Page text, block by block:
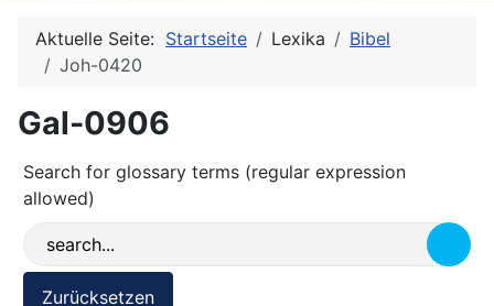
Aktuelle Seite: Startseite Lexika
Bibel
Joh-0420
Gal-0906
Search for glossary terms (regular expression
allowed)